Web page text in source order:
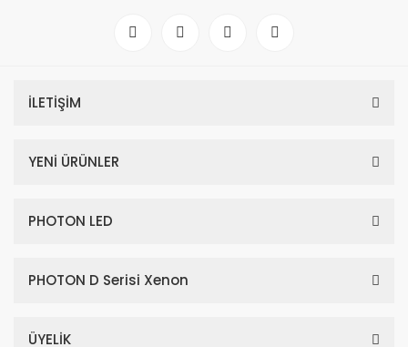
İLETİŞİM
YENİ ÜRÜNLER
PHOTON LED
PHOTON D Serisi Xenon
ÜYELİK